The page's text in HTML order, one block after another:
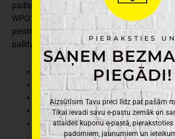
padara interjeru daudzveidīgāku un
WPO150 izgatavots no tērauda. Paredzēts
piestiprināšanai pie sienas, viegli
palīdzību.
Ražotājs: Domax
Materiāls: Tērauds
Krāsa: Balta
Svars: 0,191kg
Izmēri: 15 x 10cm
PIERAKSTIES
SAŅEM
PIEGĀDI!
Aizsūtīsim Tavu preci līdz pat pašām
Tikai ievadi savu e-pastu zemāk un
atlaides kuponu e-pastā,
padomiem, jaunumiem un